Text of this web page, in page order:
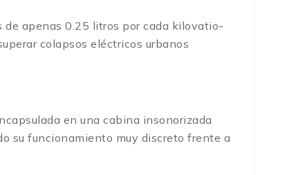
de apenas 0.25 litros por cada kilovatio-
colapsos eléctricos urbanos
en una cabina insonorizada
su funcionamiento muy discreto frente a